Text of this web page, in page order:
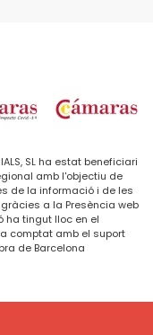
SL ha estat beneficiari
amb l'objectiu de
de la informació i de les
a la Presència web
ha tingut lloc en el
comptat amb el suport
de Barcelona